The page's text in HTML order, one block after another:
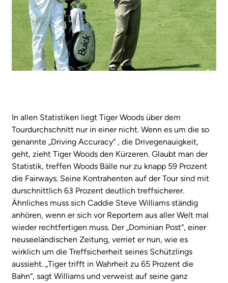
In allen Statistiken liegt Tiger Woods über dem
Tourdurchschnitt nur in einer nicht. Wenn es um die so
genannte „Driving Accuracy“ , die Drivegenauigkeit,
geht, zieht Tiger Woods den Kürzeren. Glaubt man der
Statistik, treffen Woods Bälle nur zu knapp 59 Prozent
die Fairways. Seine Kontrahenten auf der Tour sind mit
durschnittlich 63 Prozent deutlich treffsicherer.
Ähnliches muss sich Caddie Steve Williams ständig
anhören, wenn er sich vor Reportern aus aller Welt mal
wieder rechtfertigen muss. Der „Dominian Post“, einer
neuseeländischen Zeitung, verriet er nun, wie es
wirklich um die Treffsicherheit seines Schützlings
aussieht. „Tiger trifft in Wahrheit zu 65 Prozent die
Bahn“, sagt Williams und verweist auf seine ganz